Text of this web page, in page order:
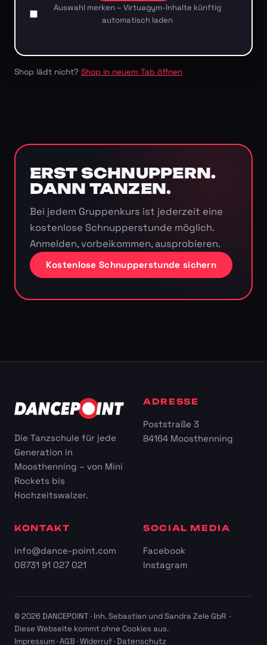
Auswahl merken – Virtuagym-Inhalte künftig
automatisch laden
Shop lädt nicht? Shop in neuem Tab öffnen
ERST SCHNUPPERN.
DANN TANZEN.
Bei jedem Gruppenkurs ist jederzeit eine
kostenlose Schnupperstunde möglich.
Anmelden, vorbeikommen, ausprobieren.
Kostenlose Schnupperstunde sichern
Die Tanzschule für jede
Generation in
Moosthenning – von Mini
Rockets bis
Hochzeitswalzer.
ADRESSE
Poststraße 3
84164 Moosthenning
KONTAKT
info@dance-point.com
08731 91 027 021
SOCIAL MEDIA
Facebook
Instagram
© 2026 DANCEPOINT · Inh. Sebastian und Sandra Zele GbR ·
Diese Webseite kommt ohne Cookies aus.
Impressum·AGB ·Widerruf·Datenschutz